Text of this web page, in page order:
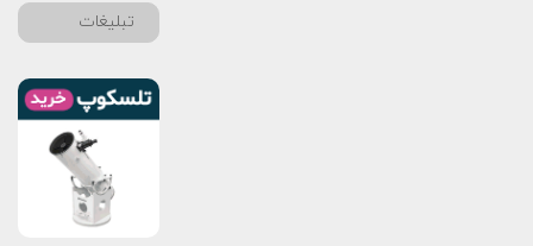
تبلیغات